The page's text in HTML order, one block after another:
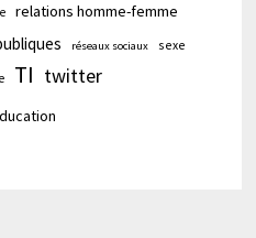
relations homme-femme
réseaux sociaux sexe
TI twitter